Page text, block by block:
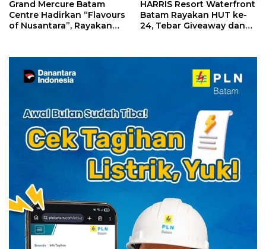
Grand Mercure Batam
Centre Hadirkan “Flavours
of Nusantara”, Rayakan
HARRIS Resort Waterfront
Batam Rayakan HUT ke-
24, Tebar Giveaway dan